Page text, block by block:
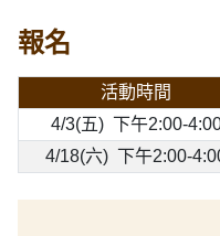
報名
活動時間
4/3(五) 下午2:00-
4/18(六) 下午2:00-